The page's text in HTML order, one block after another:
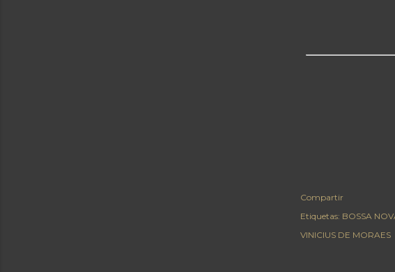
Compartir
Etiquetas: BOSSA
VINICIUS DE MORAES